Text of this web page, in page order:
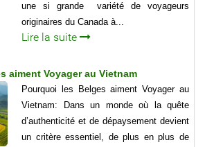
une si grande variété de voyageurs
originaires du Canada à...
Lire la suite
aiment Voyager au Vietnam
Pourquoi les Belges aiment Voyager au
Vietnam: Dans un monde où la quête
d’authenticité et de dépaysement devient
un critère essentiel, de plus en plus de